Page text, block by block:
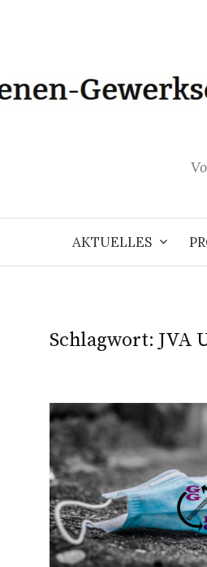
AKTUELLES
Schlagwort: JVA